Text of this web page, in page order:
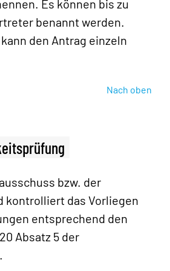
Es können bis zu
benannt werden.
den Antrag einzeln
Nach oben
bzw. der
kontrolliert das Vorliegen
entsprechend den
Absatz 5 der